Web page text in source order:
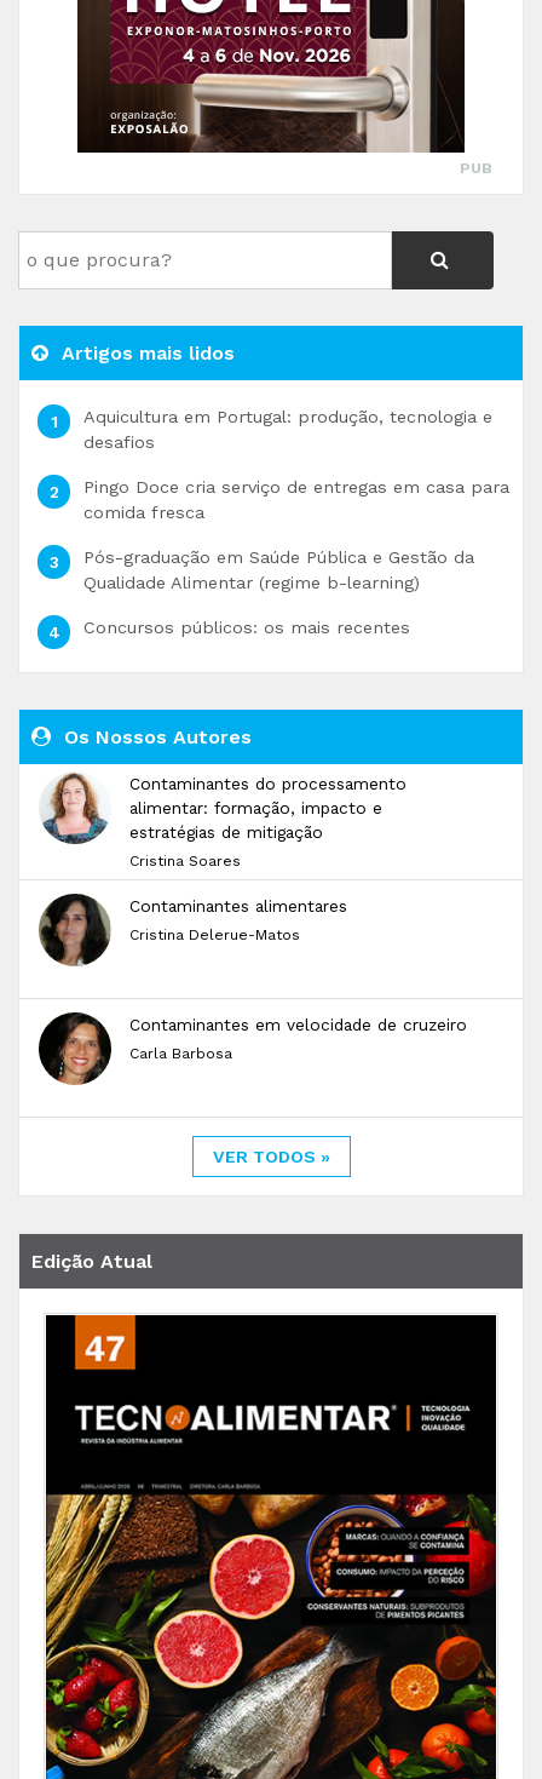
PUB
Artigos mais lidos
Aquicultura em Portugal: produção, tecnologia e
desafios
Pingo Doce cria serviço de entregas em casa para
comida fresca
Pós-graduação em Saúde Pública e Gestão da
Qualidade Alimentar (regime b-learning)
Concursos públicos: os mais recentes
Os Nossos Autores
Contaminantes do processamento
alimentar: formação, impacto e
estratégias de mitigação
Cristina Soares
Contaminantes alimentares
Cristina Delerue-Matos
Contaminantes em velocidade de cruzeiro
Carla Barbosa
VER TODOS »
Edição Atual